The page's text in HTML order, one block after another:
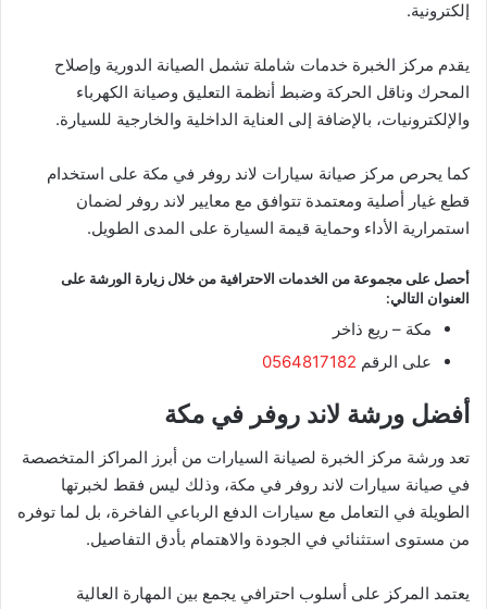
إلكترونية.
يقدم مركز الخبرة خدمات شاملة تشمل الصيانة الدورية وإصلاح
المحرك وناقل الحركة وضبط أنظمة التعليق وصيانة الكهرباء
والإلكترونيات، بالإضافة إلى العناية الداخلية والخارجية للسيارة.
كما يحرص مركز صيانة سيارات لاند روفر في مكة على استخدام
قطع غيار أصلية ومعتمدة تتوافق مع معايير لاند روفر لضمان
استمرارية الأداء وحماية قيمة السيارة على المدى الطويل.
أحصل على مجموعة من الخدمات الاحترافية من خلال زيارة الورشة على
العنوان التالي:
مكة – ريع ذاخر
على الرقم 0564817182
أفضل ورشة لاند روفر في مكة
تعد ورشة مركز الخبرة لصيانة السيارات من أبرز المراكز المتخصصة
في صيانة سيارات لاند روفر في مكة، وذلك ليس فقط لخبرتها
الطويلة في التعامل مع سيارات الدفع الرباعي الفاخرة، بل لما توفره
من مستوى استثنائي في الجودة والاهتمام بأدق التفاصيل.
يعتمد المركز على أسلوب احترافي يجمع بين المهارة العالية